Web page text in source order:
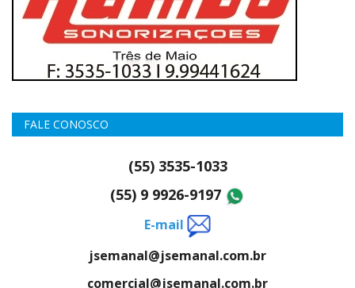
FALE CONOSCO
(55) 3535-1033
(55) 9 9926-9197
E-mail
jsemanal@jsemanal.com.br
comercial@jsemanal.com.br